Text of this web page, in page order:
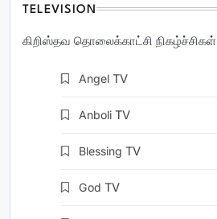
TELEVISION
கிறிஸ்தவ தொலைக்காட்சி நிகழ்ச்சிகள்
Angel TV
Anboli TV
Blessing TV
God TV